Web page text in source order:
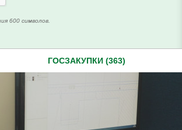
600 символов.
ГОСЗАКУПКИ (363)